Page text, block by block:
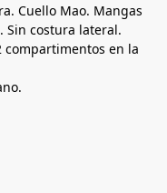
Cuello Mao. Mangas
Sin costura lateral.
compartimentos en la